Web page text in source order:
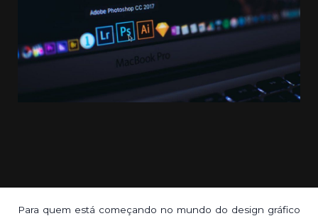
Para quem está começando no mundo do design gráfico